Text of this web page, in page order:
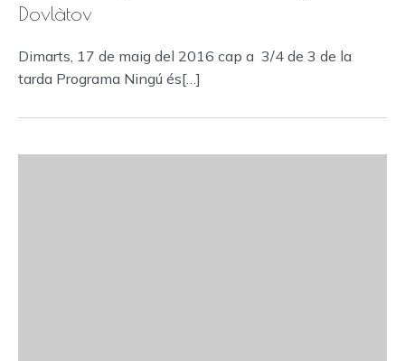
Dovlàtov
Dimarts, 17 de maig del 2016 cap a 3/4 de 3 de la
tarda Programa Ningú és[…]